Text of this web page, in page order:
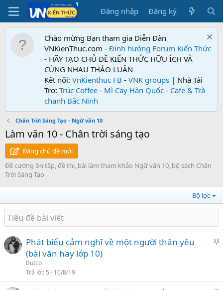
Đăng nhập Đăng ký
Chào mừng Bạn tham gia Diễn Đàn
VNKienThuc.com - Định hướng Forum Kiến Thức
- HÃY TẠO CHỦ ĐỀ KIẾN THỨC HỮU ÍCH VÀ
CÙNG NHAU THẢO LUẬN
Kết nối: VnKienthuc FB - VNK groups | Nhà Tài
Trợ: Trúc Coffee - Mì Cay Hàn Quốc - Cafe & Trà
chanh Bắc Ninh
Chân Trời Sáng Tạo - Ngữ văn 10
Làm văn 10 - Chân trời sáng tạo
Đăng chủ đề mới
Đề cương ôn tập, đề thi, bài làm tham khảo Ngữ văn 10, bộ sách Chân
Trời Sáng Tạo
Bộ lọc
l
Phát biểu cảm nghĩ về một người thân yêu
(bài văn hay lớp 10)
Butco
Trả lời 5 10/8/19